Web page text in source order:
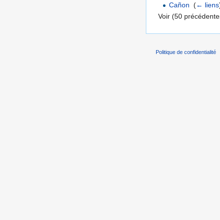
Cañon ‎(← liens
Voir (50
Politique de confidentialité